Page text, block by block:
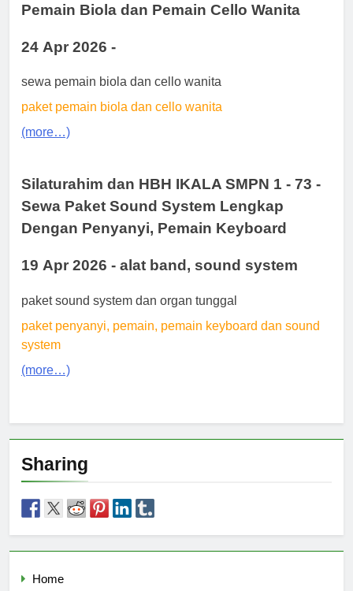
Pemain Biola dan Pemain Cello Wanita
24 Apr 2026 -
sewa pemain biola dan cello wanita
paket pemain biola dan cello wanita
(more…)
Silaturahim dan HBH IKALA SMPN 1 - 73 -
Sewa Paket Sound System Lengkap
Dengan Penyanyi, Pemain Keyboard
19 Apr 2026 - alat band, sound system
paket sound system dan organ tunggal
paket penyanyi, pemain, pemain keyboard dan sound
system
(more…)
Sharing
Home